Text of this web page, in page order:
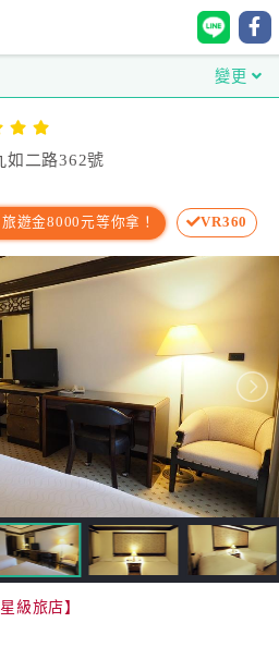
變更
如二路362號
遊金8000元等你拿！ VR360
級旅店】